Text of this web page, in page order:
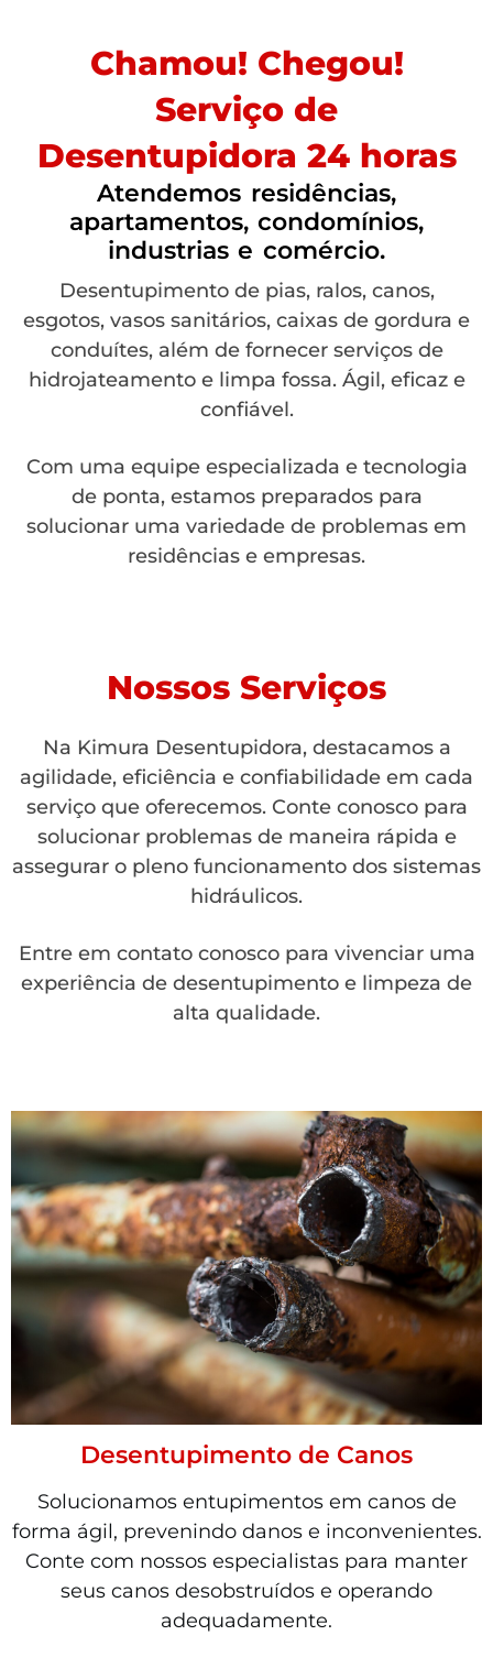
Chamou! Chegou!
Serviço de
Desentupidora 24 horas
Atendemos residências,
apartamentos, condomínios,
industrias e comércio.
Desentupimento de pias, ralos, canos,
esgotos, vasos sanitários, caixas de gordura e
conduítes, além de fornecer serviços de
hidrojateamento e limpa fossa. Ágil, eficaz e
confiável.
Com uma equipe especializada e tecnologia
de ponta, estamos preparados para
solucionar uma variedade de problemas em
residências e empresas.
Nossos Serviços
Na Kimura Desentupidora, destacamos a
agilidade, eficiência e confiabilidade em cada
serviço que oferecemos. Conte conosco para
solucionar problemas de maneira rápida e
assegurar o pleno funcionamento dos sistemas
hidráulicos.
Entre em contato conosco para vivenciar uma
experiência de desentupimento e limpeza de
alta qualidade.
Desentupimento de Canos
Solucionamos entupimentos em canos de
forma ágil, prevenindo danos e inconvenientes.
Conte com nossos especialistas para manter
seus canos desobstruídos e operando
adequadamente.